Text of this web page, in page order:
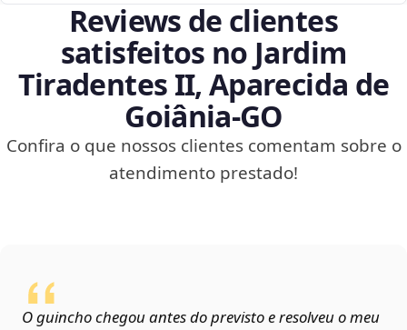
Reviews de clientes
satisfeitos no Jardim
Tiradentes II, Aparecida de
Goiânia‑GO
Confira o que nossos clientes comentam sobre o
atendimento prestado!
O guincho chegou antes do previsto e resolveu o meu